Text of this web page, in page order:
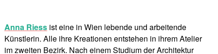
Anna Riessist eine in Wien lebende und arbeitende
Künstlerin. Alle ihre Kreationen entstehen in ihrem Atelier
im zweiten Bezirk. Nach einem Studium der Architektur